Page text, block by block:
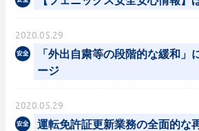
2020.05.29
「外出自粛等の段階的な緩和」
ージ
2020.05.29
運転免許証更新業務の全面的な